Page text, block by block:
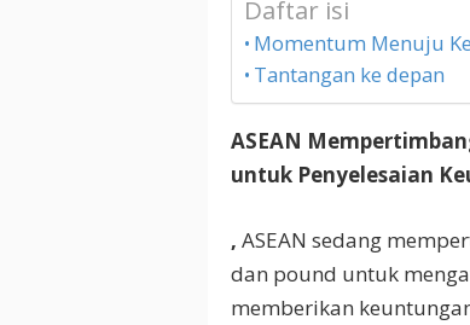
Daftar isi
Momentum Menuju
Tantangan ke depan
ASEAN
untuk Penyelesaian
, ASEAN sedang
dan pound untuk
memberikan